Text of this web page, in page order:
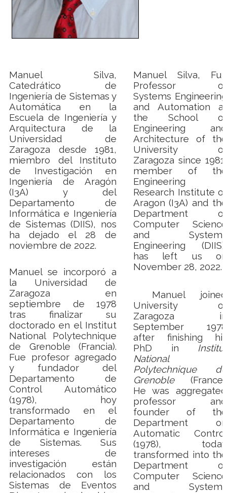
Manuel Silva,
Catedrático de
Ingeniería de Sistemas y
Automática en la
Escuela de Ingeniería y
Arquitectura de la
Universidad de
Zaragoza desde 1981,
miembro del Instituto
de Investigación en
Ingeniería de Aragón
(I3A) y del
Departamento de
Informática e Ingeniería
de Sistemas (DIIS), nos
ha dejado el 28 de
noviembre de 2022.
Manuel se incorporó a
la Universidad de
Zaragoza en
septiembre de 1978
tras finalizar su
doctorado en el Institut
National Polytechnique
de Grenoble (Francia).
Fue profesor agregado
y fundador del
Departamento de
Control Automático
(1978), hoy
transformado en el
Departamento de
Informática e Ingeniería
de Sistemas. Sus
intereses de
investigación están
relacionados con los
Sistemas de Eventos
Manuel Silva, Full
Professor of
Systems Engineering
and Automation at
the School of
Engineering and
Architecture of the
University of
Zaragoza since 1981,
member of the
Engineering
Research Institute of
Aragon (I3A) and the
Department of
Computer Science
and Systems
Engineering (DIIS),
has left us on
November 28, 2022.
Manuel joined
University of
Zaragoza in
September 1978
after finishing his
PhD in Institut
National
Polytechnique de
Grenoble(France).
He was aggregated
professor and
founder of the
Department on
Automatic Control
(1978), today
transformed into the
Department of
Computer Science
and Systems